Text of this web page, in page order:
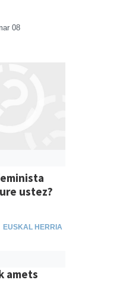
08
ustez?
EUSKAL HERRIA
amets